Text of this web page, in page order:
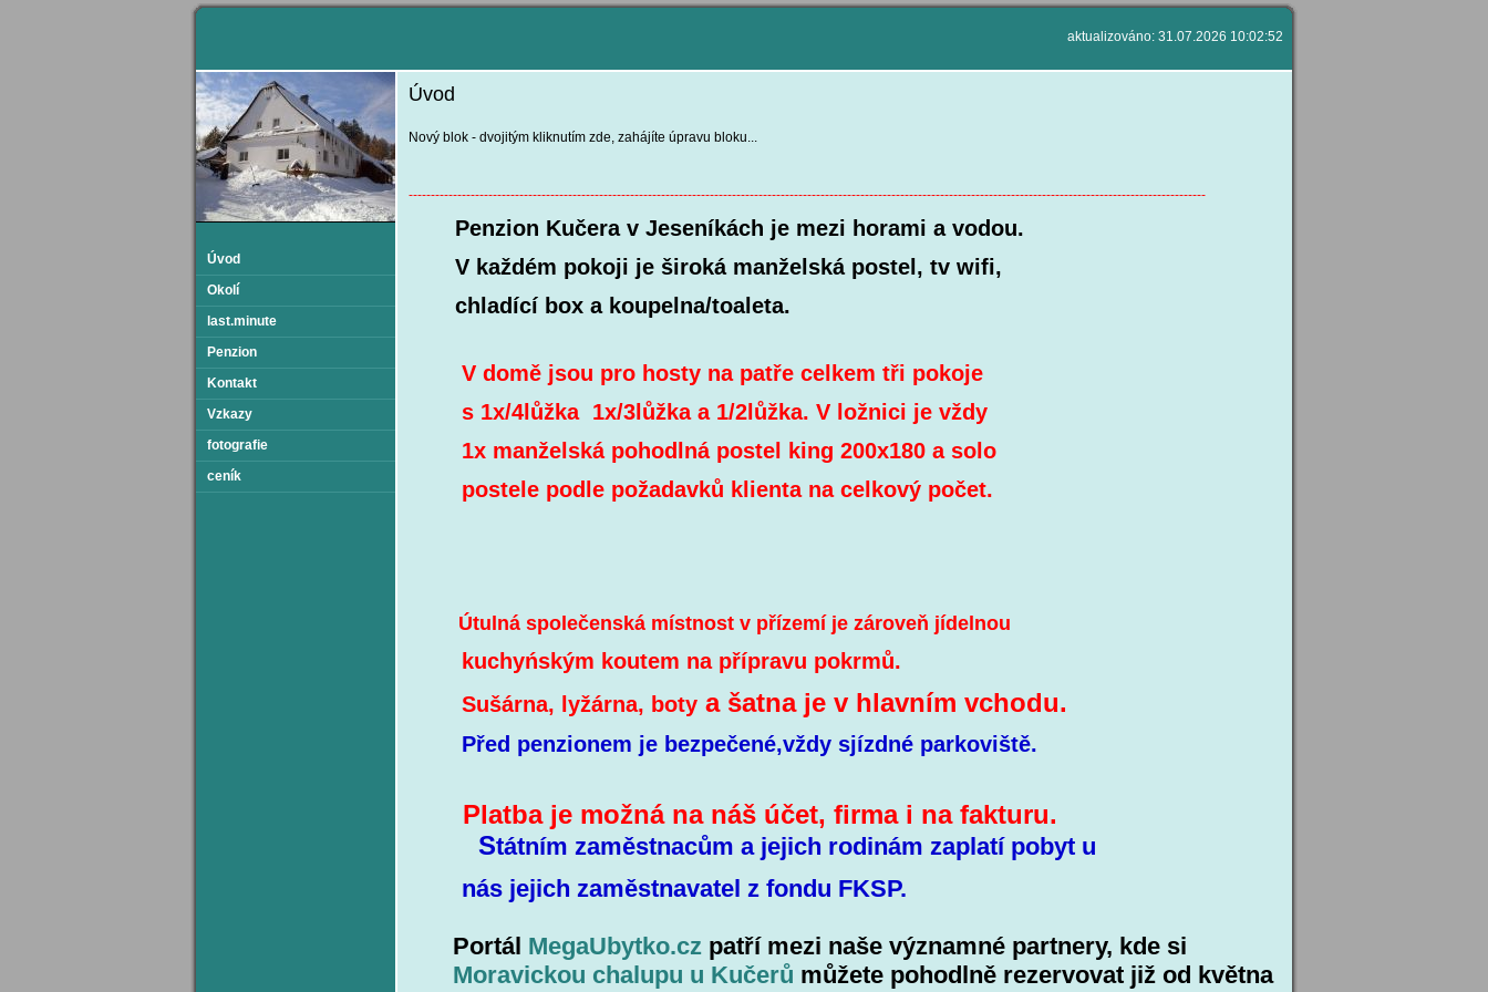
aktualizováno: 31.07.2026 10:02:52
Úvod
Okolí
last.minute
Penzion
Kontakt
Vzkazy
fotografie
ceník
Úvod
Nový blok - dvojitým kliknutím zde, zahájíte úpravu bloku...
------------------------------------------------------------------------------------------------------------------------------------------------------------------------------------
Penzion Kučera v Jeseníkách je mezi horami a vodou.
V každém pokoji je široká manželská postel, tv wifi,
chladící box a koupelna/toaleta.
V domě jsou pro hosty na patře celkem tři pokoje
s 1x/4lůžka 1x/3lůžka a 1/2lůžka. V ložnici je vždy
1x manželská pohodlná postel king 200x180 a solo
postele podle požadavků klienta na celkový počet.
Útulná společenská místnost v přízemí je zároveň jídelnou
kuchyńským koutem na přípravu pokrmů.
Sušárna, lyžárna, boty a šatna je v hlavním vchodu.
Před penzionem je bezpečené,vždy sjízdné parkoviště.
Platba je možná na náš účet, firma i na fakturu.
Státním zaměstnacům a jejich rodinám zaplatí pobyt u
nás jejich zaměstnavatel z fondu FKSP.
Portál MegaUbytko.cz patří mezi naše významné partnery, kde si
Moravickou chalupu u Kučerů můžete pohodlně rezervovat již od května